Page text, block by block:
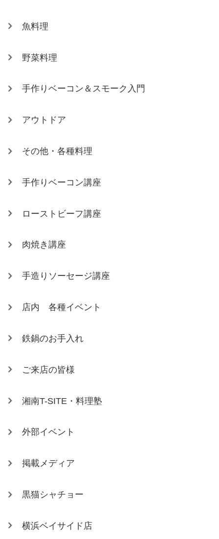
魚料理
野菜料理
手作りベーコン＆スモーク入門
アウトドア
その他・各種料理
手作りベーコン講座
ローストビーフ講座
肉焼き講座
手造りソーセージ講座
店内 各種イベント
鉄鍋のお手入れ
ご来店の皆様
湘南T-SITE・料理塾
外部イベント
掲載メディア
黒猫シャチョー
横浜ベイサイド店